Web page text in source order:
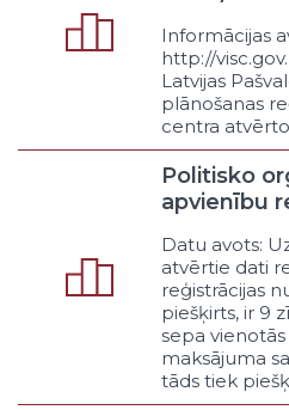
Dalība
Atbalsts
Sadarbība
Citi avārijas
Telpiskā
uzraudzība
Sabiedrisko
personu
Informācijas
http://
Latvijas
plānošanas
centra
Politisko
apvienību
Datu avots:
atvērtie dati
reģistrācijas
piešķirts, ir 9
sepa
maksājuma
tāds tiek